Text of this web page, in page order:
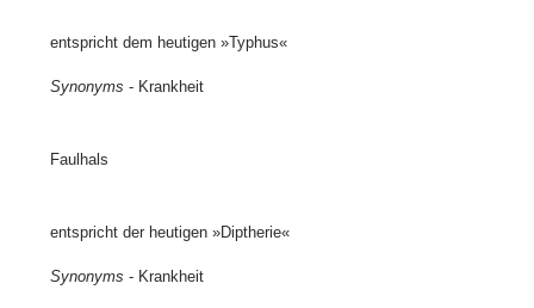
entspricht dem heutigen »Typhus«
Synonyms - Krankheit
Faulhals
entspricht der heutigen »Diptherie«
Synonyms - Krankheit